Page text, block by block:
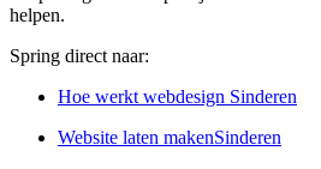
helpen.
Spring direct naar:
Hoe werkt webdesign Sinderen
Website laten makenSinderen